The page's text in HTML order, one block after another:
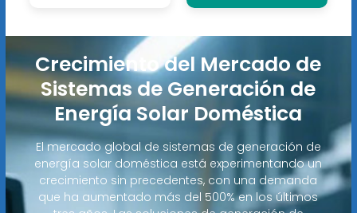
Crecimiento del Mercado de
Sistemas de Generación de
Energía Solar Doméstica
El mercado global de sistemas de generación de
energía solar doméstica está experimentando un
crecimiento sin precedentes, con una demanda
que ha aumentado más del 500% en los últimos